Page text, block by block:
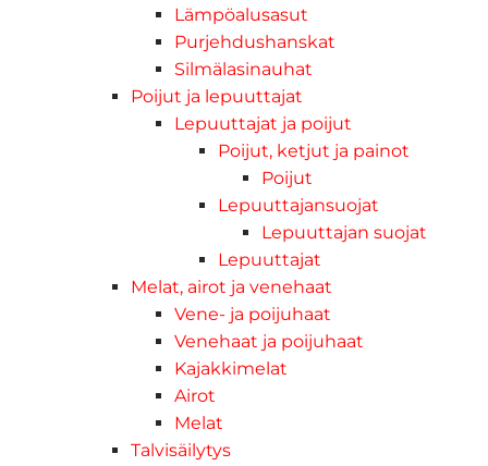
Lämpöalusasut
Purjehdushanskat
Silmälasinauhat
Poijut ja lepuuttajat
Lepuuttajat ja poijut
Poijut, ketjut ja painot
Poijut
Lepuuttajansuojat
Lepuuttajan suojat
Lepuuttajat
Melat, airot ja venehaat
Vene- ja poijuhaat
Venehaat ja poijuhaat
Kajakkimelat
Airot
Melat
Talvisäilytys